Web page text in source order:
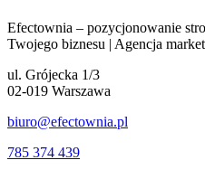
Efectownia – pozycjonowanie
Twojego biznesu | Agencja
ul. Grójecka 1/3
02-019 Warszawa
biuro@efectownia.pl
785 374 439